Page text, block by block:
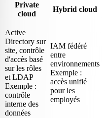
Private
cloud
Hybrid cloud
Active
Directory sur
site, contrôle
d'accès basé
sur les rôles
et LDAP
Exemple :
contrôle
interne des
données
IAM fédéré
entre
environnements
Exemple :
accès unifié
pour les
employés